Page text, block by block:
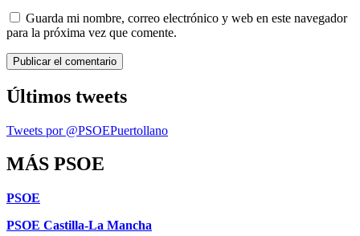
Guarda mi nombre, correo electrónico y web en este navegador
para la próxima vez que comente.
Últimos tweets
Tweets por @PSOEPuertollano
MÁS PSOE
PSOE
PSOE Castilla-La Mancha